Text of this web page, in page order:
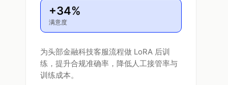
+34%
满意度
为头部金融科技客服流程做 LoRA 后训
练，提升合规准确率，降低人工接管率与
训练成本。